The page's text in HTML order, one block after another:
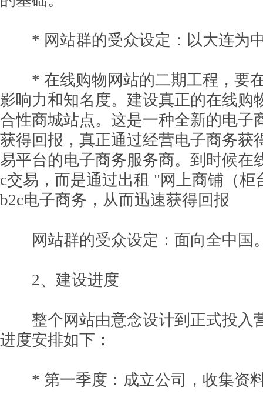
* 网站群的受众设定：以大连为
* 在线购物网站的二期工程，要在
影响力和知名度。建设真正的在线购
合性商城站点。这是一种全新的电子
获得回报，真正通过经营电子商务获
易平台的电子商务服务商。到时候在
c交易，而是通过出租 "网上商铺（柜
b2c电子商务，从而迅速获得回报
网站群的受众设定：面向全中国
2、建设进度
整个网站由意念设计到正式投入
进度安排如下：
* 第一季度：成立公司，收集资